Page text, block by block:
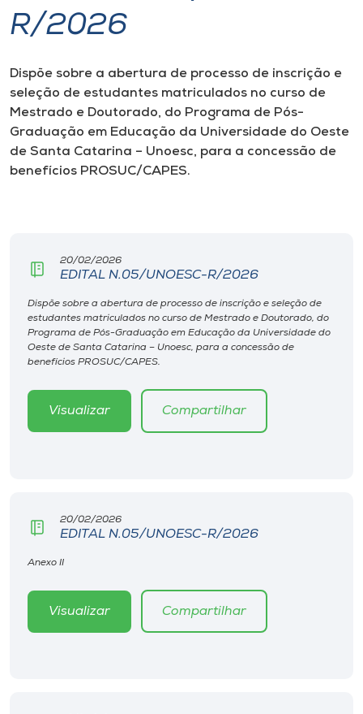
I.nova
Diplomados
Cultura
Editora
Rádio
Selecione
o idioma
R/2026
Dispõe sobre a abertura de processo de inscrição e
seleção de estudantes matriculados no curso de
Mestrado e Doutorado, do Programa de Pós-
Graduação em Educação da Universidade do Oeste
de Santa Catarina – Unoesc, para a concessão de
benefícios PROSUC/CAPES.
20/02/2026
EDITAL N.05/UNOESC-R/2026
Dispõe sobre a abertura de processo de inscrição e seleção de
estudantes matriculados no curso de Mestrado e Doutorado, do
Programa de Pós-Graduação em Educação da Universidade do
Oeste de Santa Catarina – Unoesc, para a concessão de
benefícios PROSUC/CAPES.
Visualizar Compartilhar
20/02/2026
EDITAL N.05/UNOESC-R/2026
Anexo II
Visualizar Compartilhar